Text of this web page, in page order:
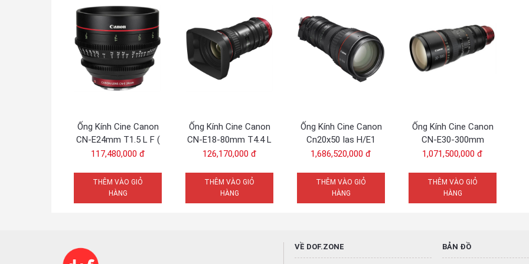
Ống kính được thiết kế để sử dụng trên các máy quay phim có cảm biến kích thước Super 35 và phù hợp để thu nhận
thanh gắn, nó được thiết kế để ở nhà như nhau cho dù được sử dụng bởi một nhà điều hành máy ảnh solo hoặc một đội
Ống Kính Cine Canon
CN-E24mm T1.5 L F (
Ef) - Chính hãng
117,480,000 đ
THÊM VÀO GIỎ
HÀNG
Ống Kính Cine Canon
CN-E18-80mm T4.4 L
Is Kas S (EF) - Chính
126,170,000 đ
THÊM VÀO GIỎ
HÀNG
Ống Kính Cine Canon
Cn20x50 Ias H/E1
(EFPl) -Chính hãng
1,686,520,000 đ
THÊM VÀO GIỎ
HÀNG
Ống Kính Cine Canon
CN-E30-300mm
T2.95-3.7 L S (EFPl) -
1,071,500,000 đ
THÊM VÀO GIỎ
HÀNG
VỀ DOF.ZONE BẢN ĐỒ